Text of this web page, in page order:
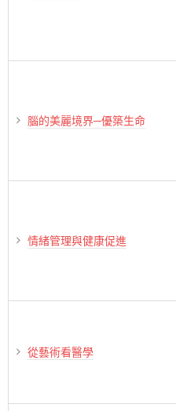
腦的美麗境界─優築生命
情緒管理與健康促進
從藝術看醫學